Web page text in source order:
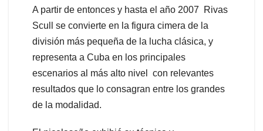
A partir de entonces y hasta el año 2007 Rivas
Scull se convierte en la figura cimera de la
división más pequeña de la lucha clásica, y
representa a Cuba en los principales
escenarios al más alto nivel con relevantes
resultados que lo consagran entre los grandes
de la modalidad.